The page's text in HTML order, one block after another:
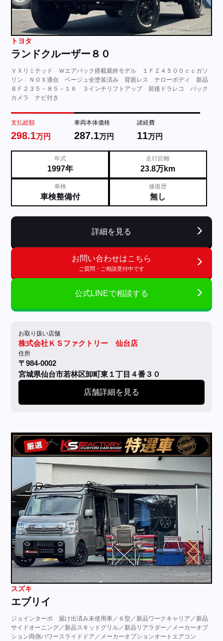
トヨタ
ランドクルーザー８０
ＶＸリミテッド Ｗエアバック搭載最終モデル １ＦＺ４５００ｃｃガソ
リン ＮＯＸ適合 ベージュ全塗装済み 背面レス ナローボディ 新品
ＢＦ２３５－８５－１６ ３インチリフトアップ 前後ドラレコ バック
カメラ ナビ付き
支払総額
298.1万円
車両本体価格
287.1万円
諸経費
11万円
年式
1997年
走行距離
23.8万km
車検
車検整備付
修復歴
無し
詳細を見る
お問い合わせはこちら
ご質問・ご相談受付中です
公式LINEで相談する
お取り扱い店舗
株式会社ＫＳファクトリー 仙台店
住所
〒984-0002
宮城県仙台市若林区卸町東１丁目４番３０
店舗詳細を見る
スズキ
エブリイ
ジョインターボ 届け出済み未使用車／６型／新品ワークキャリア／新品
サイドオーニング／新品スキッドグリル／新品リアラダー／メーカーオプ
ション両側パワースライドドア／メーカーオプションオートエアコン